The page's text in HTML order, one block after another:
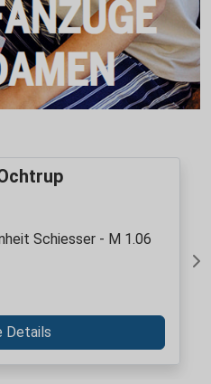
Schiesser - M 1.06
Details